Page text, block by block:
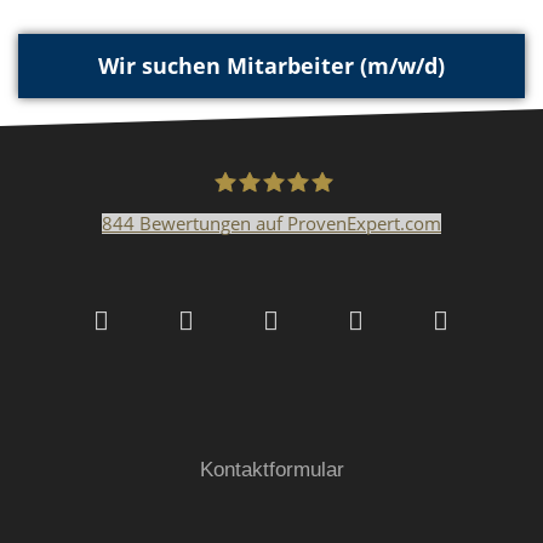
Wir suchen Mitarbeiter (m/w/d)
GmbH & Co.KG
844 Bewertungen auf ProvenExpert.com
Kontaktformular